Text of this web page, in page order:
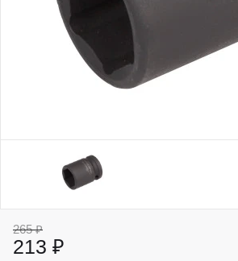
265 ₽
213 ₽